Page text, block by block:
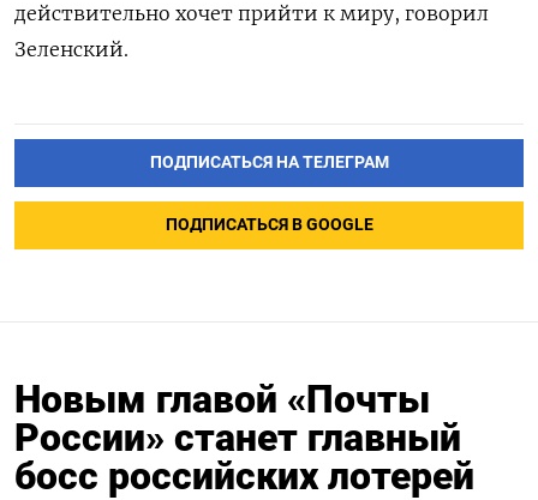
действительно хочет прийти к миру, говорил
Зеленский.
ПОДПИСАТЬСЯ НА ТЕЛЕГРАМ
ПОДПИСАТЬСЯ В GOOGLE
Новым главой «Почты
России» станет главный
босс российских лотерей